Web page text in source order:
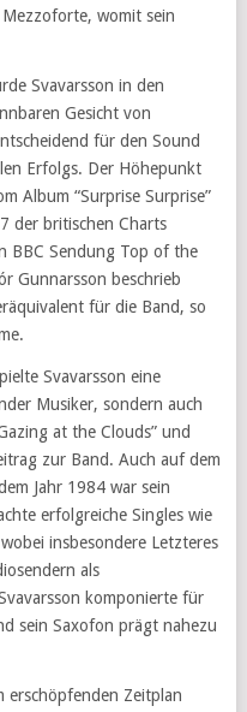
womit sein
Svavarsson in den
Gesicht von
für den Sound
Erfolgs. Der Höhepunkt
Album “Surprise Surprise”
der britischen Charts
BBC Sendung Top of the
Gunnarsson beschrieb
für die Band, so
Svavarsson eine
Musiker, sondern auch
at the Clouds” und
zur Band. Auch auf dem
Jahr 1984 war sein
erfolgreiche Singles wie
insbesondere Letzteres
als
komponierte für
sein Saxofon prägt nahezu
erschöpfenden Zeitplan